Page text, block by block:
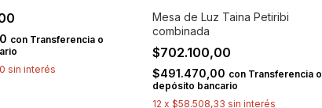
con Transferencia o
sin interés
Mesa de Luz Taina Petiribi
combinada
$702.100,00
$491.470,00 con Transferencia o
depósito bancario
12 x$58.508,33 sin interés